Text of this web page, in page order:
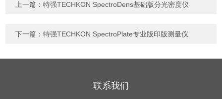
上一篇：特强TECHKON SpectroDens基础版分光密度仪
下一篇：特强TECHKON SpectroPlate专业版印版测量仪
联系我们